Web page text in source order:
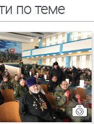
по теме